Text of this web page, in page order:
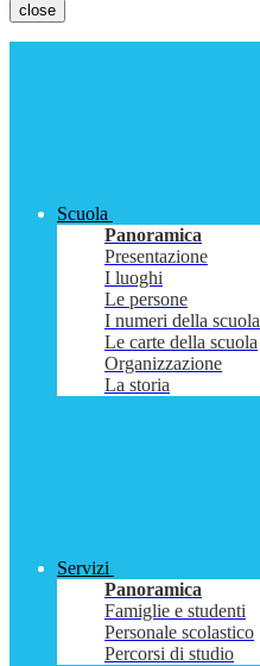
close
Scuola
Panoramica
Presentazione
I luoghi
Le persone
I numeri della scuola
Le carte della scuola
Organizzazione
La storia
Servizi
Panoramica
Famiglie e studenti
Personale scolastico
Percorsi di studio